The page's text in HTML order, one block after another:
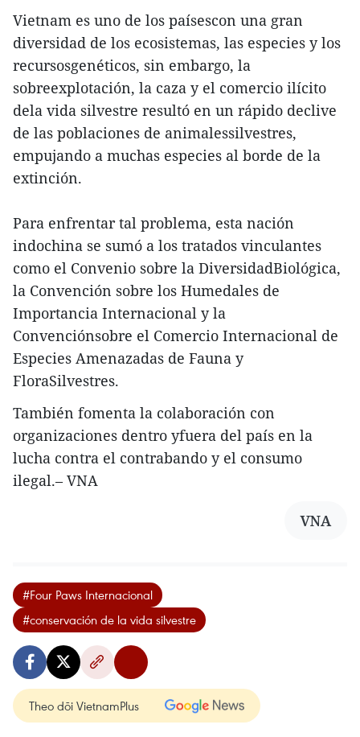
Vietnam es uno de los paísescon una gran
diversidad de los ecosistemas, las especies y los
recursosgenéticos, sin embargo, la
sobreexplotación, la caza y el comercio ilícito
dela vida silvestre resultó en un rápido declive
de las poblaciones de animalessilvestres,
empujando a muchas especies al borde de la
extinción.
Para enfrentar tal problema, esta nación
indochina se sumó a los tratados vinculantes
como el Convenio sobre la DiversidadBiológica,
la Convención sobre los Humedales de
Importancia Internacional y la
Convenciónsobre el Comercio Internacional de
Especies Amenazadas de Fauna y
FloraSilvestres.
También fomenta la colaboración con
organizaciones dentro yfuera del país en la
lucha contra el contrabando y el consumo
ilegal.– VNA
VNA
#Four Paws Internacional
#conservación de la vida silvestre
Theo dõi VietnamPlus